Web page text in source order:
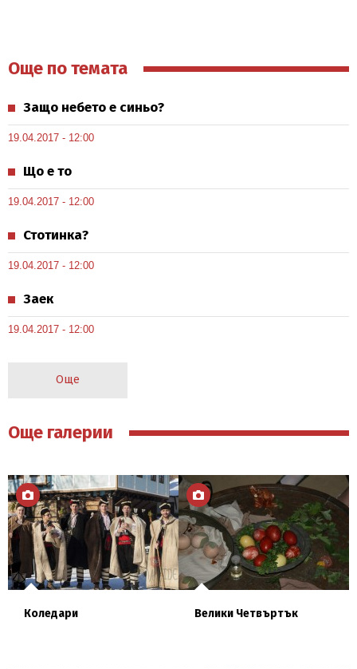
Още по темата
Защо небето е синьо?
19.04.2017 - 12:00
Що е то
19.04.2017 - 12:00
Стотинка?
19.04.2017 - 12:00
Заек
19.04.2017 - 12:00
Още
Още галерии
Коледари Велики Четвъртък